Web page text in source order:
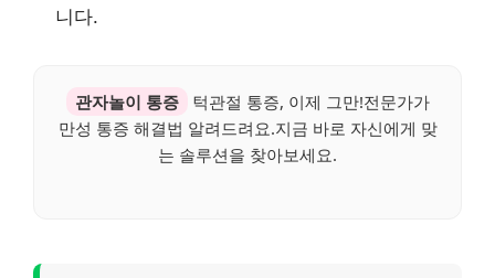
니다.
관자놀이 통증
턱관절 통증, 이제 그만!전문가가
만성 통증 해결법 알려드려요.지금 바로 자신에게 맞
는 솔루션을 찾아보세요.